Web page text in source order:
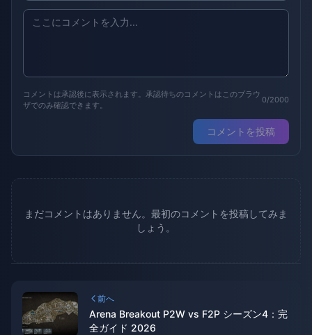
コメントは承認後に表示されます。承認待ちのコメントはこのブラウ
ザでのみ確認できます。
0/2000
コメントを投稿
まだコメントはありません。最初のコメントを投稿してみま
しょう。
前へ
Arena Breakout P2W vs F2P シーズン4：完
全ガイド 2026